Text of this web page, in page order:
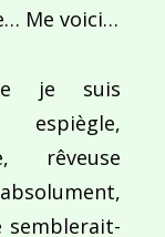
Me voici…
je suis
espiègle,
rêveuse
semblerait-